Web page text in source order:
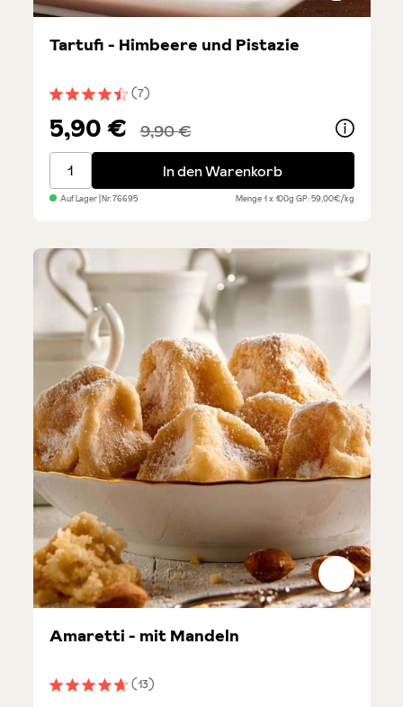
Durchschnittliche Bewertung von 4.5 von 5 Sternen
(7)
Tartufi - Himbeere und Pistazie
5,90 € 9,90 €
Tartufi - Himbeere und Pistazie
In den Warenkorb
Auf Lager| Nr.76695 Menge1 x 100gGP: 59,00€/kg
(13)
Amaretti - mit Mandeln